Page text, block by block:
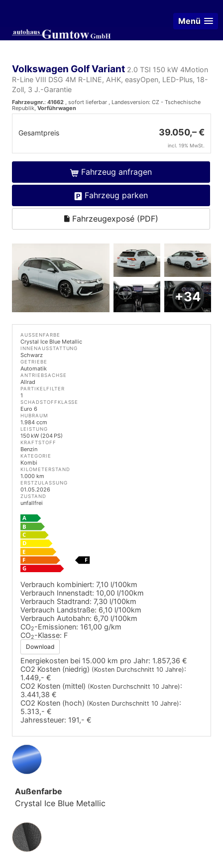
Menü
Volkswagen Golf Variant 2.0 TSI 150 kW 4Motion
R-Line VIII DSG 4M R-LINE, AHK, easyOpen, LED-Plus, 18-
Zoll, 3 J.-Garantie
Fahrzeugnr.: 41662 , sofort lieferbar , Landesversion: CZ - Tschechische
Republik, Vorführwagen
Gesamtpreis 39.050,– €
incl. 19% MwSt.
Fahrzeug anfragen
Fahrzeug parken
Fahrzeugexposé (PDF)
+34
AUSSENFARBE
Crystal Ice Blue Metallic
INNENAUSSTATTUNG
Schwarz
GETRIEBE
Automatik
ANTRIEBSACHSE
Allrad
PARTIKELFILTER
1
SCHADSTOFFKLASSE
Euro 6
HUBRAUM
1.984 ccm
LEISTUNG
150 kW (204 PS)
KRAFTSTOFF
Benzin
KATEGORIE
Kombi
KILOMETERSTAND
1.000 km
ERSTZULASSUNG
01.05.2026
ZUSTAND
unfallfrei
Verbrauch kombiniert: 7,10 l/100km
Verbrauch Innenstadt: 10,00 l/100km
Verbrauch Stadtrand: 7,30 l/100km
Verbrauch Landstraße: 6,10 l/100km
Verbrauch Autobahn: 6,70 l/100km
CO2-Emissionen: 161,00 g/km
CO2-Klasse: F
Download
Energiekosten bei 15.000 km pro Jahr: 1.857,36 €
CO2 Kosten (niedrig) (Kosten Durchschnitt 10 Jahre):
1.449,- €
CO2 Kosten (mittel) (Kosten Durchschnitt 10 Jahre):
3.441,38 €
CO2 Kosten (hoch) (Kosten Durchschnitt 10 Jahre):
5.313,- €
Jahressteuer: 191,- €
Außenfarbe
Crystal Ice Blue Metallic
Innenausstattung